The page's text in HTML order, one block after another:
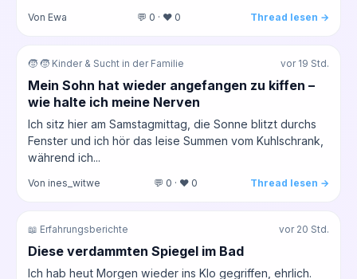
Von Ewa 💬 0 · ❤️ 0 Thread lesen →
🧒 🧒 Kinder & Sucht in der Familie vor 19 Std.
Mein Sohn hat wieder angefangen zu kiffen –
wie halte ich meine Nerven
Ich sitz hier am Samstagmittag, die Sonne blitzt durchs
Fenster und ich hör das leise Summen vom Kuhlschrank,
während ich...
Von ines_witwe 💬 0 · ❤️ 0 Thread lesen →
📖 Erfahrungsberichte vor 20 Std.
Diese verdammten Spiegel im Bad
Ich hab heut Morgen wieder ins Klo gegriffen, ehrlich.